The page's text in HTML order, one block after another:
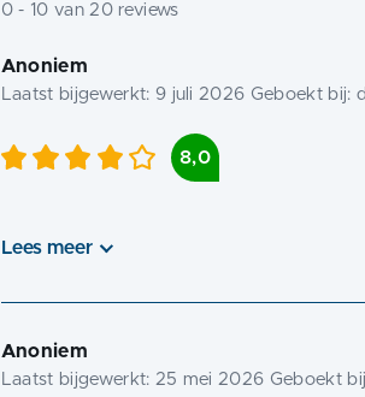
0 - 10 van 20reviews
Anoniem
Laatst bijgewerkt: 9 juli 2026 Geboekt bij:
8,0
Lees meer
Anoniem
Laatst bijgewerkt: 25 mei 2026 Geboekt